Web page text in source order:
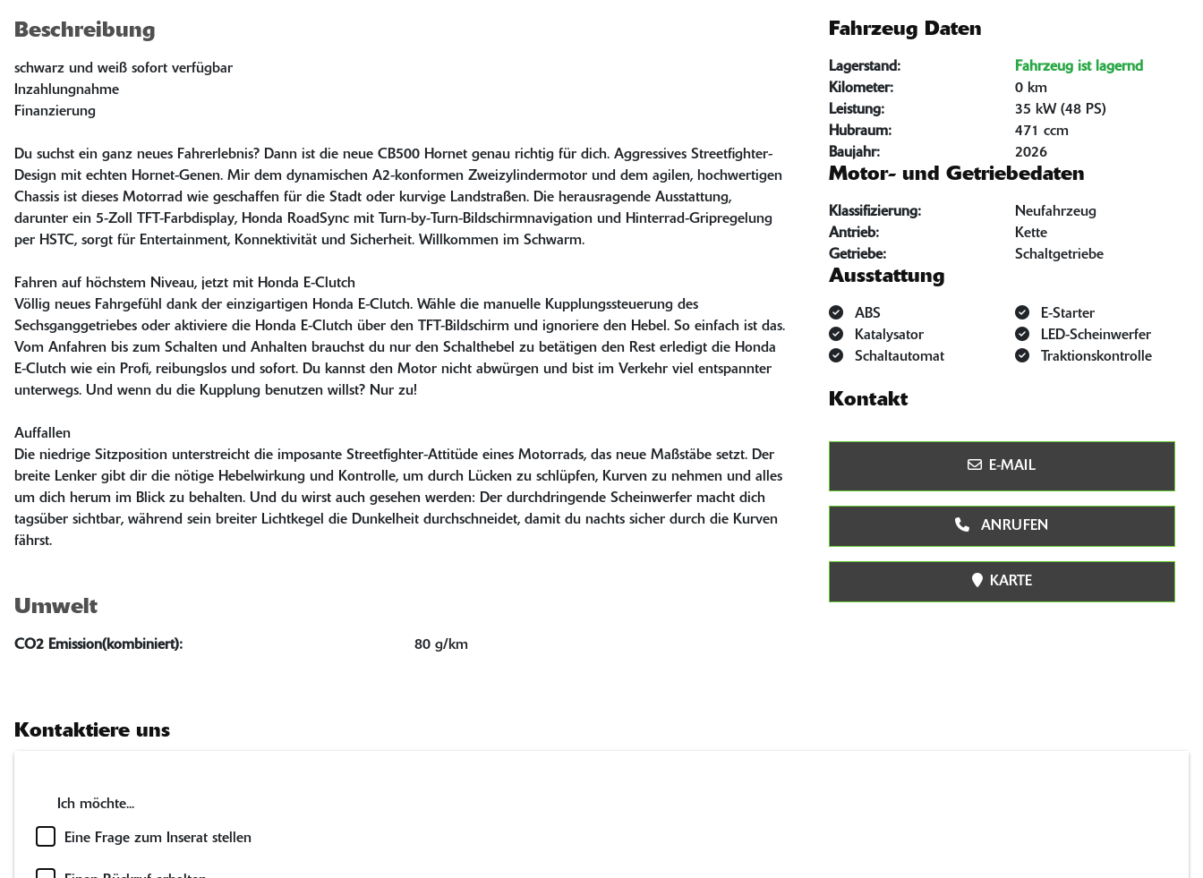
Beschreibung
schwarz und weiß sofort verfügbar
Inzahlungnahme
Finanzierung
Du suchst ein ganz neues Fahrerlebnis? Dann ist die neue CB500 Hornet genau richtig für dich. Aggressives Streetfighter-
Design mit echten Hornet-Genen. Mir dem dynamischen A2-konformen Zweizylindermotor und dem agilen, hochwertigen
Chassis ist dieses Motorrad wie geschaffen für die Stadt oder kurvige Landstraßen. Die herausragende Ausstattung,
darunter ein 5-Zoll TFT-Farbdisplay, Honda RoadSync mit Turn-by-Turn-Bildschirmnavigation und Hinterrad-Gripregelung
per HSTC, sorgt für Entertainment, Konnektivität und Sicherheit. Willkommen im Schwarm.
Fahren auf höchstem Niveau, jetzt mit Honda E-Clutch
Völlig neues Fahrgefühl dank der einzigartigen Honda E-Clutch. Wähle die manuelle Kupplungssteuerung des
Sechsganggetriebes oder aktiviere die Honda E-Clutch über den TFT-Bildschirm und ignoriere den Hebel. So einfach ist das.
Vom Anfahren bis zum Schalten und Anhalten brauchst du nur den Schalthebel zu betätigen den Rest erledigt die Honda
E-Clutch wie ein Profi, reibungslos und sofort. Du kannst den Motor nicht abwürgen und bist im Verkehr viel entspannter
unterwegs. Und wenn du die Kupplung benutzen willst? Nur zu!
Auffallen
Die niedrige Sitzposition unterstreicht die imposante Streetfighter-Attitüde eines Motorrads, das neue Maßstäbe setzt. Der
breite Lenker gibt dir die nötige Hebelwirkung und Kontrolle, um durch Lücken zu schlüpfen, Kurven zu nehmen und alles
um dich herum im Blick zu behalten. Und du wirst auch gesehen werden: Der durchdringende Scheinwerfer macht dich
tagsüber sichtbar, während sein breiter Lichtkegel die Dunkelheit durchschneidet, damit du nachts sicher durch die Kurven
fährst.
Umwelt
CO2 Emission(kombiniert): 80 g/km
Fahrzeug Daten
Lagerstand:
Fahrzeug ist lagernd
Kilometer:
0 km
Leistung:
35 kW (48 PS)
Hubraum:
471 ccm
Baujahr:
2026
Motor- und Getriebedaten
Klassifizierung:
Neufahrzeug
Antrieb:
Kette
Getriebe:
Schaltgetriebe
Ausstattung
ABS
E-Starter
Katalysator
LED-Scheinwerfer
Schaltautomat
Traktionskontrolle
Kontakt
E-MAIL
ANRUFEN
KARTE
Kontaktiere uns
Ich möchte...
Eine Frage zum Inserat stellen